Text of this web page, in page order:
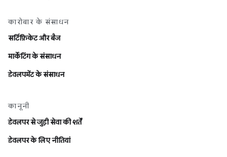
कारोबार के संसाधन
सर्टिफ़िकेट और बैज
मार्केटिंग के संसाधन
डेवलपमेंट के संसाधन
कानूनी
डेवलपर से जुड़ी सेवा की शर्तें
डेवलपर के लिए नीतियां